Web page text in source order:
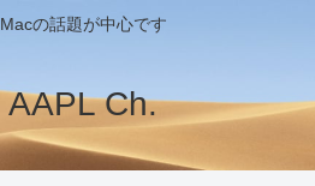
Macの話題が中心です
AAPL Ch.